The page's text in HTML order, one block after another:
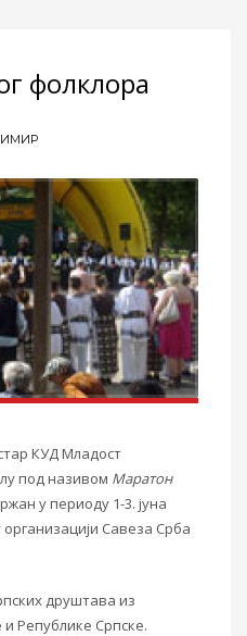
фолклора
КУД Младост
под називом Маратон
у периоду 1-3. јуна
Савеза Срба
друштава из
и Републике Српске.